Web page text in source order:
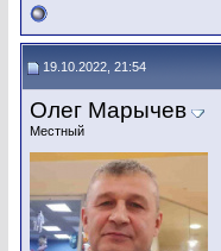
19.10.2022, 21:54
Олег Марычев
Местный